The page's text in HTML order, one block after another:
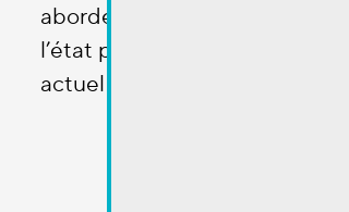
aborde des thématiques liées à
l’état préoccupant du monde
actuel : destruction des